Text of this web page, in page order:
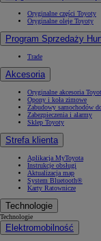
Oryginalne części Toyoty
Oryginalne oleje Toyoty
Program Sprzedaży
Trade
Akcesoria
Oryginalne akcesoria
Opony i koła zimowe
Zabudowy samochodów
Zabezpieczenia i alarmy
Sklep Toyoty
Strefa klienta
Aplikacja MyToyota
Instrukcje obsługi
Aktualizacja map
System Bluetooth®
Karty Ratownicze
Technologie
Technologie
Elektromobilność